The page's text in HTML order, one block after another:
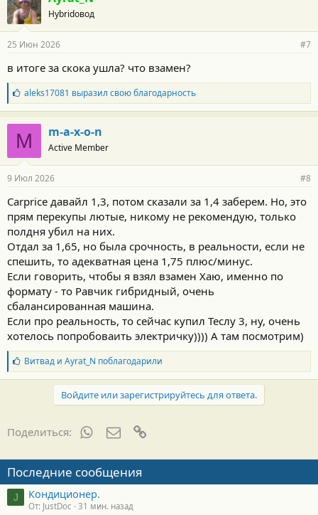
Hybridовод
25 Июн 2026 #7
в итоге за скока ушла? что взамен?
Б
л
а
г
о
д
а
н
с
т
и
aleks17081 выразил свою благодарность
M m-a-x-o-n
Active Member
9 Июл 2026 #8
Carprice давайл 1,3, потом сказали за 1,4 заберем. Но, это
прям перекупы лютые, никому не рекомендую, только
полдня убил на них.
Отдал за 1,65, но была срочность, в реальности, если не
спешить, то адекватная цена 1,75 плюс/минус.
Если говорить, чтобы я взял взамен Хаю, именно по
формату - то Равчик гибридный, очень
сбалансированная машина.
Если про реальность, то сейчас купил Теслу 3, ну, очень
хотелось попробоваить электричку)))) А там посмотрим)
Б
л
а
а
р
о
с
т
:
Витвади Ayrat_N поблагодарили
Войдите или зарегистрируйтесь для ответа.
Поделиться: WhatsAppЭлектронная почта
Последние сообщения
J Кондиционер.
От: JustDoc 31 мин. назад